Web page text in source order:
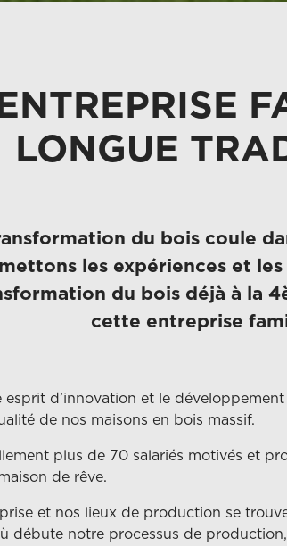
LONGUE
du bois coule
les expériences et les
du bois déjà à la
cette entreprise
esprit d’innovation et le
de nos maisons en bois massif.
plus de 70 salariés motivés et
de rêve.
et nos lieux de production se
débute notre processus de